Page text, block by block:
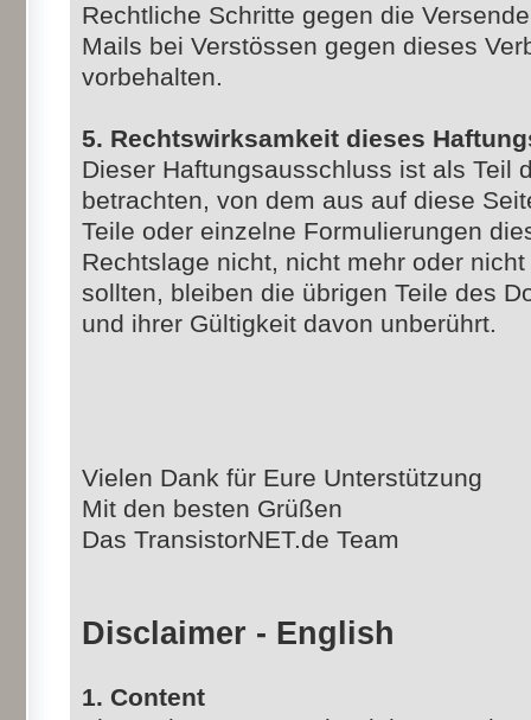
Rechtliche Schritte gegen die
Mails bei Verstössen gegen dieses
vorbehalten.
5. Rechtswirksamkeit dieses
Dieser Haftungsausschluss ist als Teil
betrachten, von dem aus auf diese
Teile oder einzelne Formulierungen
Rechtslage nicht, nicht mehr oder
sollten, bleiben die übrigen Teile des
und ihrer Gültigkeit davon unberührt.
Vielen Dank für Eure Unterstützung
Mit den besten Grüßen
Das TransistorNET.de Team
Disclaimer - English
1. Content